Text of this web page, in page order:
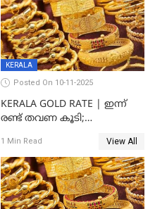
നോക്കാം
KERALA
Posted On 10-11-2025
KERALA GOLD RATE | ഇന്ന്
രണ്ട് തവണ കൂടി;
1 Min Read View All